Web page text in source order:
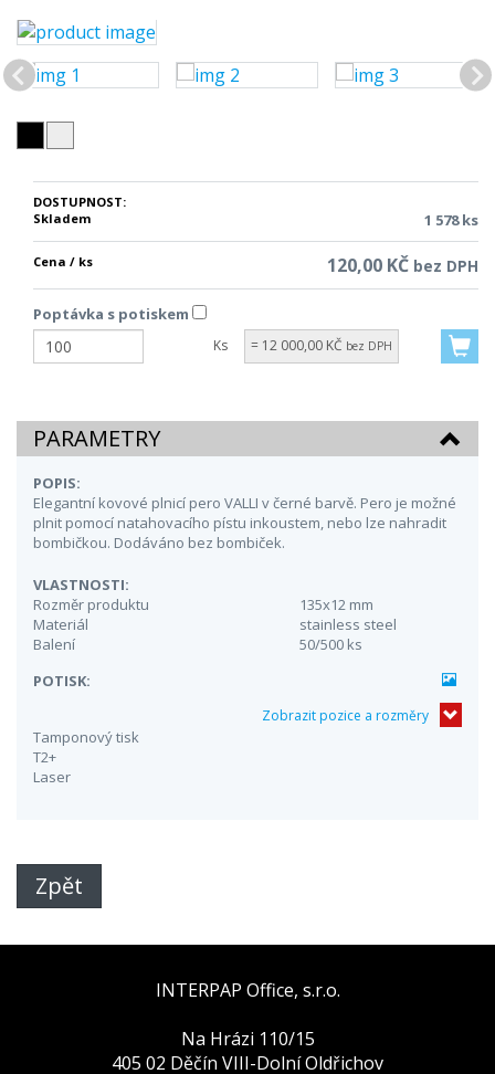
DOSTUPNOST:
Skladem
1 578 ks
Cena / ks 120,00 KČ bez DPH
Poptávka s potiskem
Ks = 12 000,00 KČ bez DPH
PARAMETRY
POPIS:
Elegantní kovové plnicí pero VALLI v černé barvě. Pero je možné
plnit pomocí natahovacího pístu inkoustem, nebo lze nahradit
bombičkou. Dodáváno bez bombiček.
VLASTNOSTI:
Rozměr produktu
135x12 mm
Materiál
stainless steel
Balení
50/500 ks
POTISK:
Zobrazit pozice a rozměry
Tamponový tisk
T2+
Laser
Zpět
INTERPAP Office, s.r.o.
Na Hrázi 110/15
405 02 Děčín VIII-Dolní Oldřichov